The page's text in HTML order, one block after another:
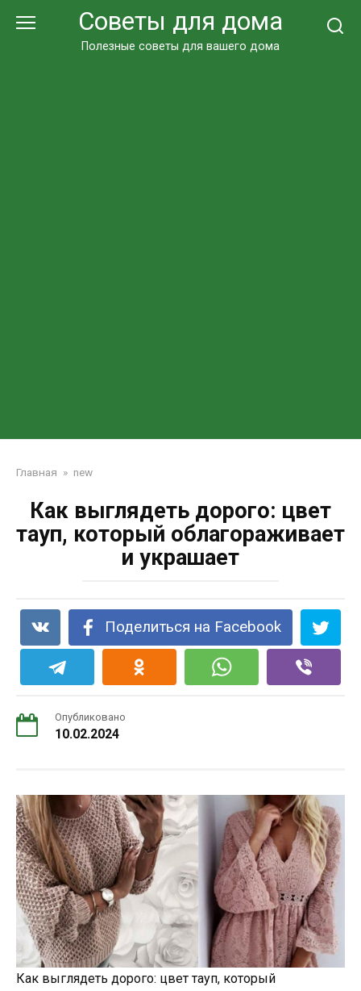
Советы для дома
Полезные советы для вашего дома
Главная » new
Как выглядеть дорого: цвет
тауп, который облагораживает
и украшает
Поделиться на Facebook
Опубликовано
10.02.2024
Как выглядеть дорого: цвет тауп, который